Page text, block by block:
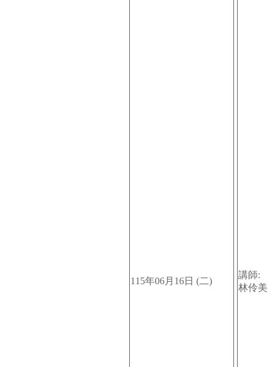
115年06月16日 (二)
講師:
林伶美